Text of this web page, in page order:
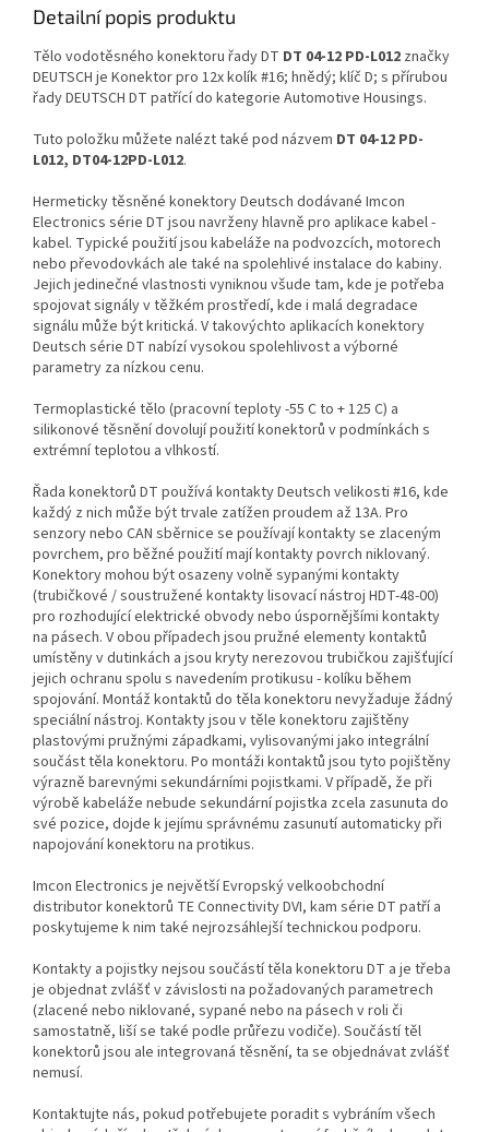
Detailní popis produktu
Tělo vodotěsného konektoru řady DT DT 04-12 PD-L012 značky
DEUTSCH je Konektor pro 12x kolík #16; hnědý; klíč D; s přírubou
řady DEUTSCH DT patřící do kategorie Automotive Housings.
Tuto položku můžete nalézt také pod názvem DT 04-12 PD-
L012, DT04-12PD-L012.
Hermeticky těsněné konektory Deutsch dodávané Imcon
Electronics série DT jsou navrženy hlavně pro aplikace kabel -
kabel. Typické použití jsou kabeláže na podvozcích, motorech
nebo převodovkách ale také na spolehlivé instalace do kabiny.
Jejich jedinečné vlastnosti vyniknou všude tam, kde je potřeba
spojovat signály v těžkém prostředí, kde i malá degradace
signálu může být kritická. V takovýchto aplikacích konektory
Deutsch série DT nabízí vysokou spolehlivost a výborné
parametry za nízkou cenu.
Termoplastické tělo (pracovní teploty -55 C to + 125 C) a
silikonové těsnění dovolují použití konektorů v podmínkách s
extrémní teplotou a vlhkostí.
Řada konektorů DT používá kontakty Deutsch velikosti #16, kde
každý z nich může být trvale zatížen proudem až 13A. Pro
senzory nebo CAN sběrnice se používají kontakty se zlaceným
povrchem, pro běžné použití mají kontakty povrch niklovaný.
Konektory mohou být osazeny volně sypanými kontakty
(trubičkové / soustružené kontakty lisovací nástroj HDT-48-00)
pro rozhodující elektrické obvody nebo úspornějšími kontakty
na pásech. V obou případech jsou pružné elementy kontaktů
umístěny v dutinkách a jsou kryty nerezovou trubičkou zajišťující
jejich ochranu spolu s navedením protikusu - kolíku během
spojování. Montáž kontaktů do těla konektoru nevyžaduje žádný
speciální nástroj. Kontakty jsou v těle konektoru zajištěny
plastovými pružnými západkami, vylisovanými jako integrální
součást těla konektoru. Po montáži kontaktů jsou tyto pojištěny
výrazně barevnými sekundárními pojistkami. V případě, že při
výrobě kabeláže nebude sekundární pojistka zcela zasunuta do
své pozice, dojde k jejímu správnému zasunutí automaticky při
napojování konektoru na protikus.
Imcon Electronics je největší Evropský velkoobchodní
distributor konektorů TE Connectivity DVI, kam série DT patří a
poskytujeme k nim také nejrozsáhlejší technickou podporu.
Kontakty a pojistky nejsou součástí těla konektoru DT a je třeba
je objednat zvlášť v závislosti na požadovaných parametrech
(zlacené nebo niklované, sypané nebo na pásech v roli či
samostatně, liší se také podle průřezu vodiče). Součástí těl
konektorů jsou ale integrovaná těsnění, ta se objednávat zvlášť
nemusí.
Kontaktujte nás, pokud potřebujete poradit s vybráním všech